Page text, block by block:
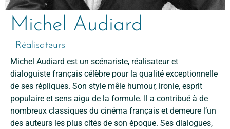
Michel Audiard
Réalisateurs
Michel Audiard est un scénariste, réalisateur et
dialoguiste français célèbre pour la qualité exceptionnelle
de ses répliques. Son style mêle humour, ironie, esprit
populaire et sens aigu de la formule. Il a contribué à de
nombreux classiques du cinéma français et demeure l’un
des auteurs les plus cités de son époque. Ses dialogues,